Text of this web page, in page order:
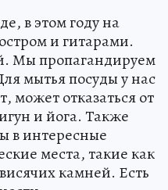
в этом году на
и гитарами.
Мы пропагандируем
мытья посуды у нас
может отказаться от
и йога. Также
в интересные
места, такие как
камней. Есть